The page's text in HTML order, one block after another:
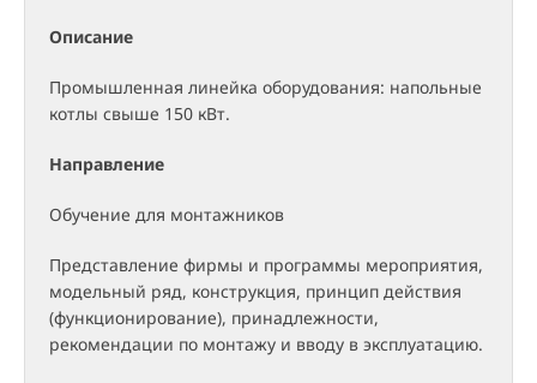
Описание
Промышленная линейка оборудования: напольные
котлы свыше 150 кВт.
Направление
Обучение для монтажников
Представление фирмы и программы мероприятия,
модельный ряд, конструкция, принцип действия
(функционирование), принадлежности,
рекомендации по монтажу и вводу в эксплуатацию.